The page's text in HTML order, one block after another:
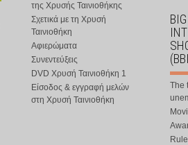
της Χρυσής Ταινιοθήκης
Σχετικά με τη Χρυσή
Ταινιοθήκη
Αφιερώματα
Συνεντεύξεις
DVD Χρυσή Ταινιοθήκη 1
Είσοδος & εγγραφή μελών
στη Χρυσή Ταινιοθήκη
The